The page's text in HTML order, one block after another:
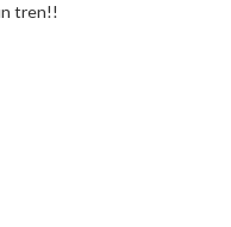
tren!!